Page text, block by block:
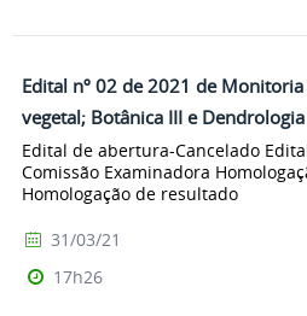
Edital nº 02 de 2021 de
vegetal; Botânica III e
Edital de abertura-Cancelado
Comissão Examinadora
Homologação de resultado
31/03/21
17h26